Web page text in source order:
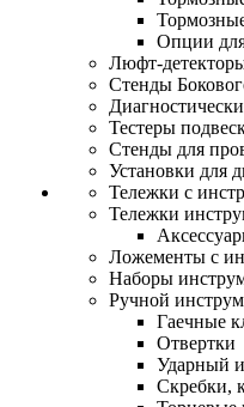
Опции
Люфт-
Стенды
Тестеры
Стенды для
Установки для
Тележки с
Тележки
Ложементы с
Наборы
Ручной
Гаечные
Отвертки
Ударный
Скребки,